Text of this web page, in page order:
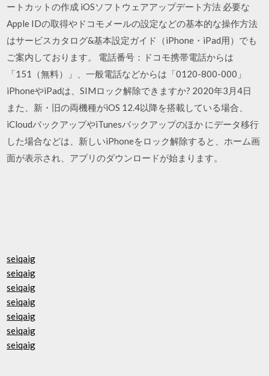
ートカットの作成 iOSソフトウェアアップデート方法 必要な
Apple IDの取得やドコモメールの設定などの基本的な操作方法
はサービスカタログ&基本設定ガイド（iPhone・iPad用）でも
ご案内しております。 電話番号：ドコモ携帯電話からは
「151（無料）」、一般電話などからは「0120-800-000」
iPhoneやiPadは、SIMロック解除できますか? 2020年3月4日
また、新・旧の両機種がiOS 12.4以降を搭載している場合、
iCloudバックアップやiTunesバックアップのほか にデータ移行
した場合などは、新しいiPhoneをロック解除すると、ホーム画
面が表示され、アプリのダウンロードが始まります。
seiqaig
seiqaig
seiqaig
seiqaig
seiqaig
seiqaig
seiqaig